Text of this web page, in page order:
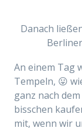
Danach
An einem Tag
Tempeln, 😛
ganz nach
bisschen
mit, wenn wir